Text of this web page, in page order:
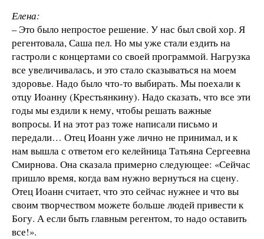
Елена:
– Это было непростое решение. У нас был свой хор. Я
регентовала, Саша пел. Но мы уже стали ездить на
гастроли с концертами со своей программой. Нагрузка
все увеличивалась, и это стало сказываться на моем
здоровье. Надо было что-то выбирать. Мы поехали к
отцу Иоанну (Крестьянкину). Надо сказать, что все эти
годы мы ездили к нему, чтобы решать важные
вопросы. И на этот раз тоже написали письмо и
передали… Отец Иоанн уже лично не принимал, и к
нам вышла с ответом его келейница Татьяна Сергеевна
Смирнова. Она сказала примерно следующее: «Сейчас
пришло время, когда вам нужно вернуться на сцену.
Отец Иоанн считает, что это сейчас нужнее и что вы
своим творчеством можете больше людей привести к
Богу. А если быть главным регентом, то надо оставить
все!».